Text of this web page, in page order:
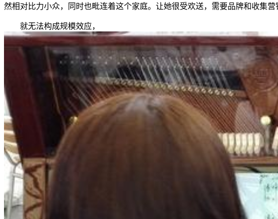
然相对比力小众，同时也毗连着这个家庭。让她很受欢送，需要品牌和收集营
就无法构成规模效应，